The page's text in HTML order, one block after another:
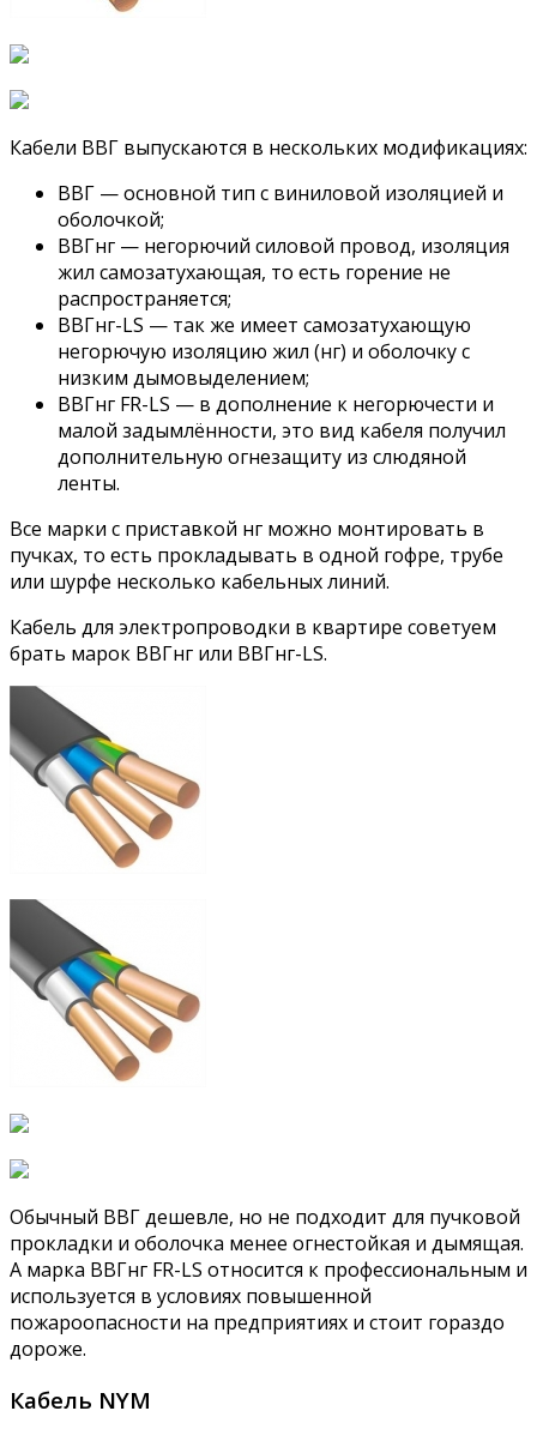
Кабели ВВГ выпускаются в нескольких модификациях:
ВВГ — основной тип с виниловой изоляцией и
оболочкой;
ВВГнг — негорючий силовой провод, изоляция
жил самозатухающая, то есть горение не
распространяется;
ВВГнг-LS — так же имеет самозатухающую
негорючую изоляцию жил (нг) и оболочку с
низким дымовыделением;
ВВГнг FR-LS — в дополнение к негорючести и
малой задымлённости, это вид кабеля получил
дополнительную огнезащиту из слюдяной
ленты.
Все марки с приставкой нг можно монтировать в
пучках, то есть прокладывать в одной гофре, трубе
или шурфе несколько кабельных линий.
Кабель для электропроводки в квартире советуем
брать марок ВВГнг или ВВГнг-LS.
Обычный ВВГ дешевле, но не подходит для пучковой
прокладки и оболочка менее огнестойкая и дымящая.
А марка ВВГнг FR-LS относится к профессиональным и
используется в условиях повышенной
пожароопасности на предприятиях и стоит гораздо
дороже.
Кабель NYM